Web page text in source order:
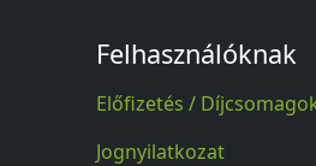
Felhasználóknak
Előfizetés /
Jognyilatkozat